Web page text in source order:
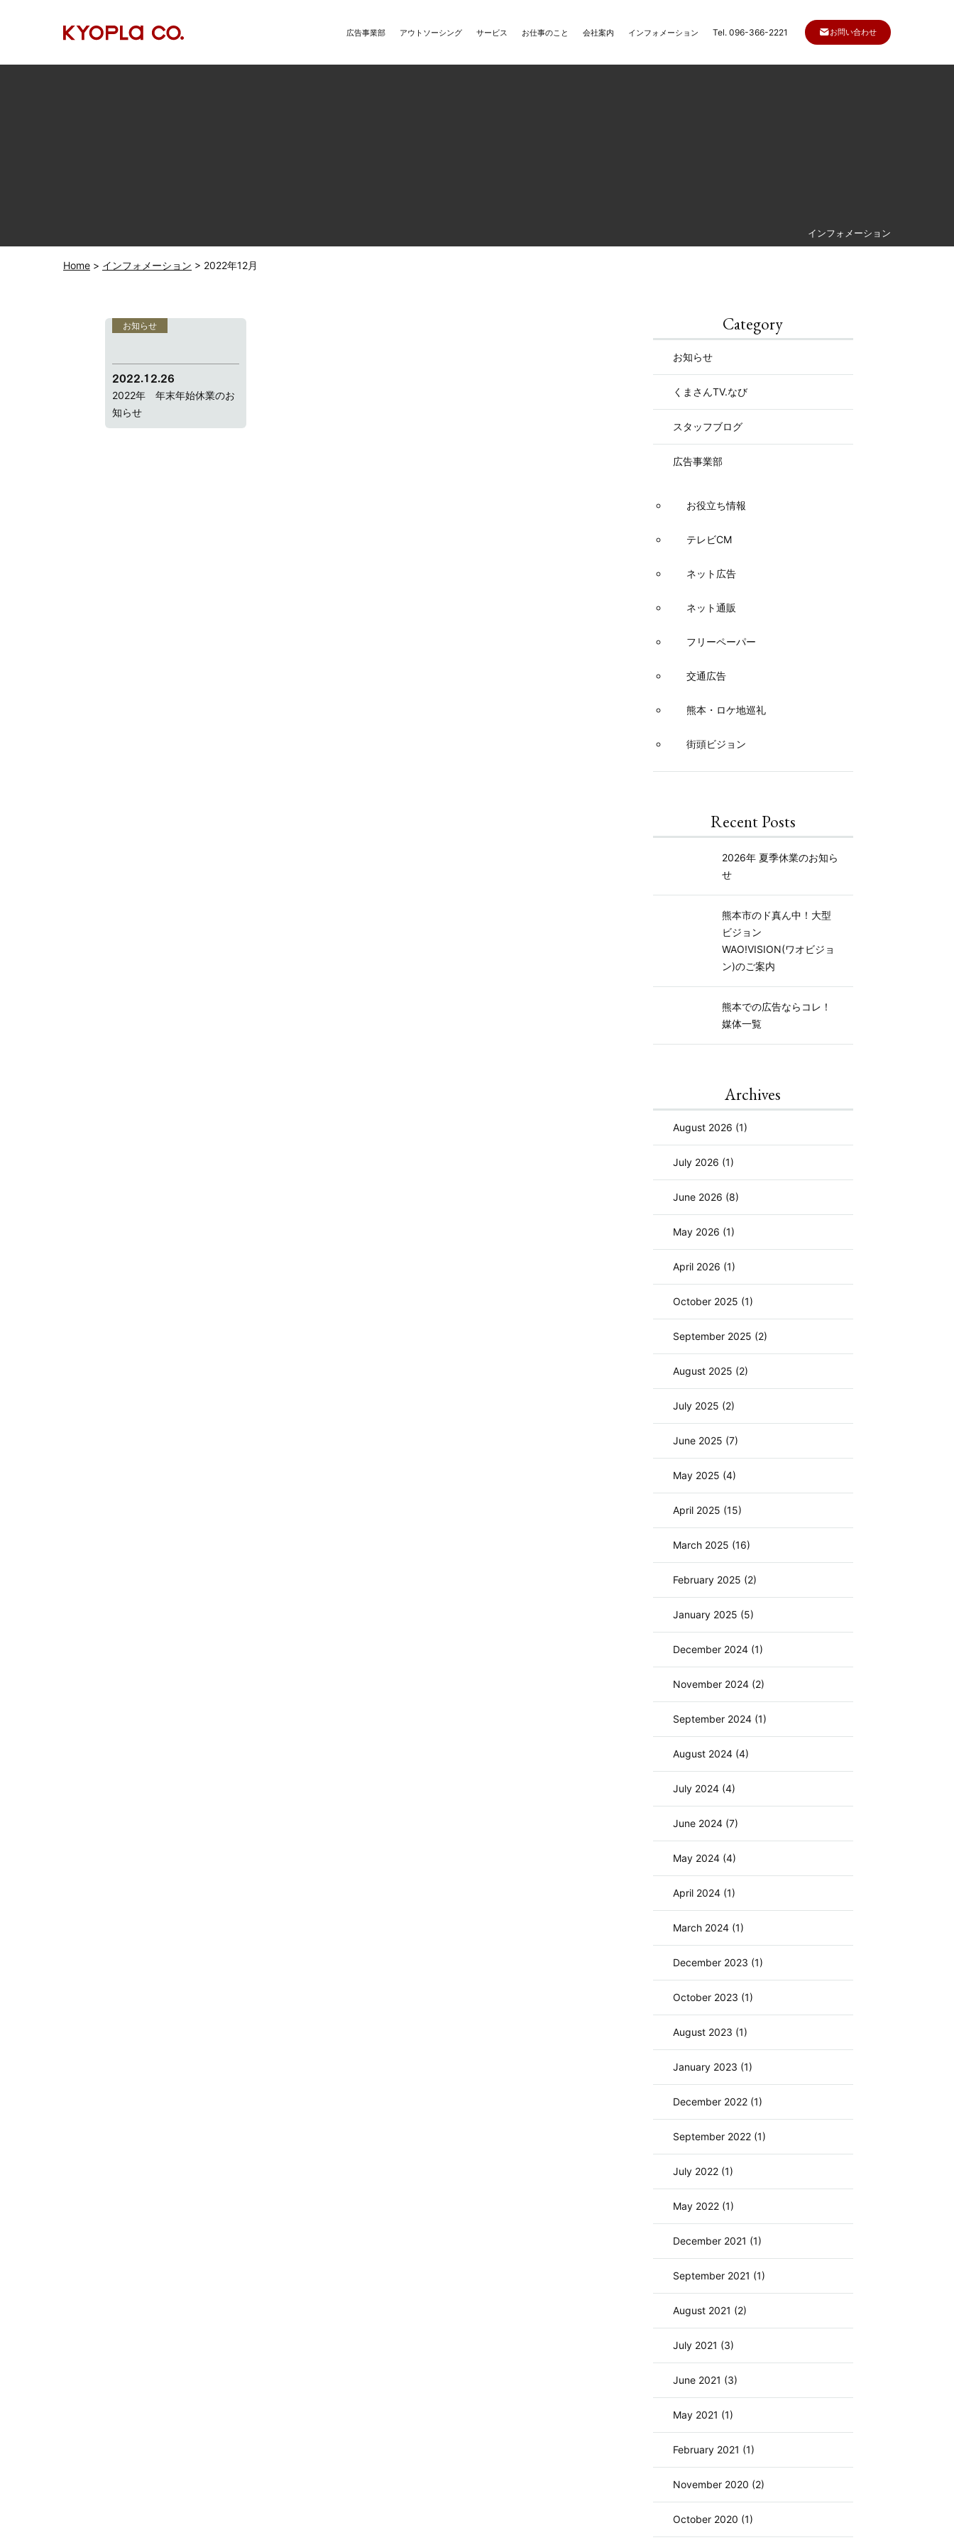
広告事業部 アウトソーシング サービス お仕事のこと 会社案内 インフォメーション Tel. 096-366-2221 お問い合わせ
インフォメーション
Home インフォメーション 2022年12月
お知らせ
2022.12.26
2022年 年末年始休業のお
知らせ
Category
お知らせ
くまさんTV.なび
スタッフブログ
広告事業部
お役立ち情報
テレビCM
ネット広告
ネット通販
フリーペーパー
交通広告
熊本・ロケ地巡礼
街頭ビジョン
Recent Posts
2026年 夏季休業のお知ら
せ
熊本市のド真ん中！大型
ビジョン
WAO!VISION(ワオビジョ
ン)のご案内
熊本での広告ならコレ！
媒体一覧
Archives
August 2026 (1)
July 2026 (1)
June 2026 (8)
May 2026 (1)
April 2026 (1)
October 2025 (1)
September 2025 (2)
August 2025 (2)
July 2025 (2)
June 2025 (7)
May 2025 (4)
April 2025 (15)
March 2025 (16)
February 2025 (2)
January 2025 (5)
December 2024 (1)
November 2024 (2)
September 2024 (1)
August 2024 (4)
July 2024 (4)
June 2024 (7)
May 2024 (4)
April 2024 (1)
March 2024 (1)
December 2023 (1)
October 2023 (1)
August 2023 (1)
January 2023 (1)
December 2022 (1)
September 2022 (1)
July 2022 (1)
May 2022 (1)
December 2021 (1)
September 2021 (1)
August 2021 (2)
July 2021 (3)
June 2021 (3)
May 2021 (1)
February 2021 (1)
November 2020 (2)
October 2020 (1)